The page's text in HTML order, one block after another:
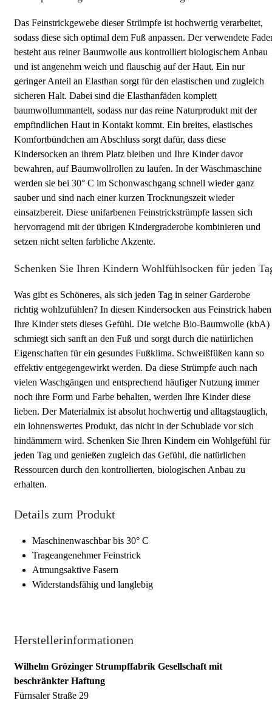
Das Feinstrickgewebe dieser Strümpfe ist hochwertig verarbeitet,
sodass diese sich optimal dem Fuß anpassen. Der verwendete
besteht aus reiner Baumwolle aus kontrolliert biologischem Anbau
und ist angenehm weich und flauschig auf der Haut. Ein nur
geringer Anteil an Elasthan sorgt für den elastischen und zugleich
sicheren Halt. Dabei sind die Elasthanfäden komplett
baumwollummantelt, sodass nur das reine Naturprodukt mit der
empfindlichen Haut in Kontakt kommt. Ein breites, elastisches
Komfortbündchen am Abschluss sorgt dafür, dass diese
Kindersocken an ihrem Platz bleiben und Ihre Kinder davor
bewahren, auf Baumwollrollen zu laufen. In der Waschmaschine
werden sie bei 30° C im Schonwaschgang schnell wieder ganz
sauber und sind nach einer kurzen Trocknungszeit wieder
einsatzbereit. Diese unifarbenen Feinstrickstrümpfe lassen sich
hervorragend mit der übrigen Kindergraderobe kombinieren und
setzen nicht selten farbliche Akzente.
Schenken Sie Ihren Kindern Wohlfühlsocken für jeden
Was gibt es Schöneres, als sich jeden Tag in seiner Garderobe
richtig wohlzufühlen? In diesen Kindersocken aus Feinstrick haben
Ihre Kinder stets dieses Gefühl. Die weiche Bio-Baumwolle (kbA)
schmiegt sich sanft an den Fuß und sorgt durch die natürlichen
Eigenschaften für ein gesundes Fußklima. Schweißfüßen kann so
effektiv entgegengewirkt werden. Da diese Strümpfe auch nach
vielen Waschgängen und entsprechend häufiger Nutzung immer
noch ihre Form und Farbe behalten, werden Ihre Kinder diese
lieben. Der Materialmix ist absolut hochwertig und alltagstauglich,
ein lohnenswertes Produkt, das nicht in der Schublade vor sich
hindämmern wird. Schenken Sie Ihren Kindern ein Wohlgefühl für
jeden Tag und genießen zugleich das Gefühl, die natürlichen
Ressourcen durch den kontrollierten, biologischen Anbau zu
erhalten.
Details zum Produkt
Maschinenwaschbar bis 30° C
Trageangenehmer Feinstrick
Atmungsaktive Fasern
Widerstandsfähig und langlebig
Herstellerinformationen
Wilhelm Grözinger Strumpffabrik Gesellschaft mit
beschränkter Haftung
Fürnsaler Straße 29